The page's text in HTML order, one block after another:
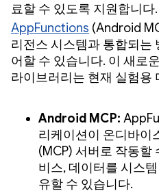
료할 수 있도록 지원합니다.
AppFunctions (Android
리전스 시스템과 통합되는
어할 수 있습니다. 이 새로
라이브러리는 현재 실험용
Android MCP:
리케이션이 온디바이
(MCP) 서버로 작동할
비스, 데이터를 시스
유할 수 있습니다.